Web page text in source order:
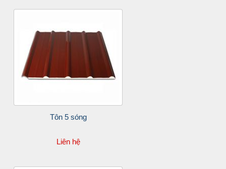
Tôn 5 sóng
Liên hệ